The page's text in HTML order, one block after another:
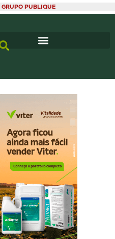
GRUPO PUBLIQUE